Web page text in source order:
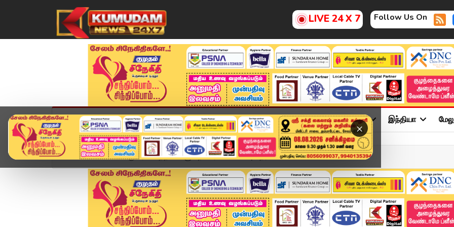
LIVE 24 X 7 Follow Us On
×
முகப்பு விளையாட்டு அண்மை தமிழ்நாடு சினிமா அரசியல் விளையாட்டு இந்தியா
Home சினிமா ‘குபேரா’ படத்தின் வசூல் நிலவரம்.. எவ்வளவு தெரிய...